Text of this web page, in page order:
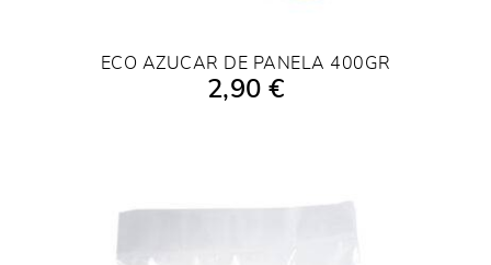
AÑADIR A LA COMPRA
ECO AZUCAR DE PANELA 400GR
2,90 €